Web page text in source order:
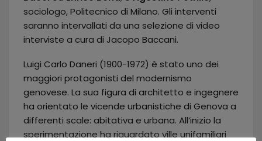
sociologo, Politecnico di Milano. Gli interventi
saranno intervallati da una selezione di video
interviste a cura di Jacopo Baccani.
Luigi Carlo Daneri (1900-1972) è stato uno dei
maggiori protagonisti del modernismo
genovese. La sua figura di architetto e ingegnere
ha orientato le vicende urbanistiche di Genova a
differenti scale: abitativa e urbana. All’inizio la
sperimentazione ha riguardato ville unifamiliari